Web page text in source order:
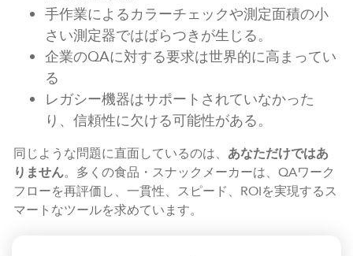
手作業によるカラーチェックや測定面積の小
さい測定器ではばらつきが生じる。
企業のQAに対する要求は世界的に高まってい
る
レガシー機器はサポートされていなかった
り、信頼性に欠ける可能性がある。
同じような問題に直面しているのは、 あなただけではあ
りません。多くの食品・スナックメーカーは、QAワーク
フローを再評価し、一貫性、スピード、ROIを実現するス
マートなツールを求めています。